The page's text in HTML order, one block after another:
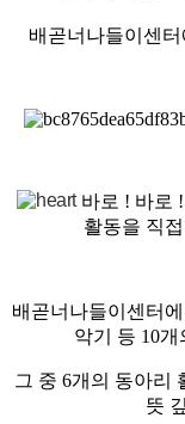
배곧너나들이센
바로 ! 바로 !
활동을 직
배곧너나들이센터
악기 등 10
그 중 6개의 동아리
뜻